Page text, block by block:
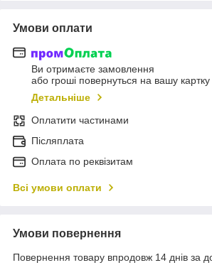
Умови оплати
Ви отримаєте замовлення
або гроші повернуться на вашу картку
Детальніше
Оплатити частинами
Післяплата
Оплата по реквізитам
Всі умови оплати
Умови повернення
Повернення товару впродовж 14 днів за